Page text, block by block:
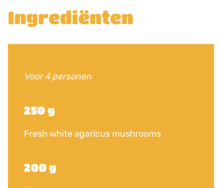
Ingrediënten
Voor 4 personen
250 g
Fresh white agaricus mushrooms
200 g